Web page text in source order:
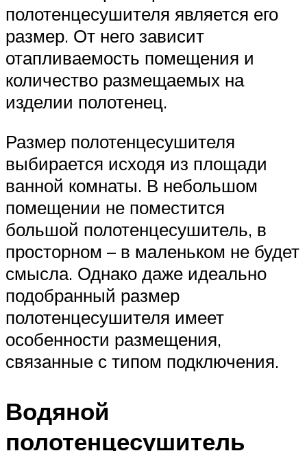
полотенцесушителя является его
размер. От него зависит
отапливаемость помещения и
количество размещаемых на
изделии полотенец.
Размер полотенцесушителя
выбирается исходя из площади
ванной комнаты. В небольшом
помещении не поместится
большой полотенцесушитель, в
просторном – в маленьком не будет
смысла. Однако даже идеально
подобранный размер
полотенцесушителя имеет
особенности размещения,
связанные с типом подключения.
Водяной
полотенцесушитель